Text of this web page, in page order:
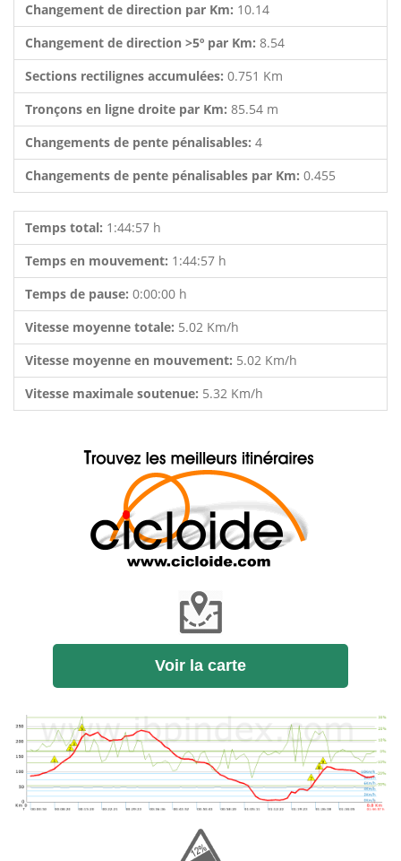
Changement de direction par Km: 10.14
Changement de direction >5º par Km: 8.54
Sections rectilignes accumulées: 0.751 Km
Tronçons en ligne droite par Km: 85.54 m
Changements de pente pénalisables: 4
Changements de pente pénalisables par Km: 0.455
Temps total: 1:44:57 h
Temps en mouvement: 1:44:57 h
Temps de pause: 0:00:00 h
Vitesse moyenne totale: 5.02 Km/h
Vitesse moyenne en mouvement: 5.02 Km/h
Vitesse maximale soutenue: 5.32 Km/h
Voir la carte